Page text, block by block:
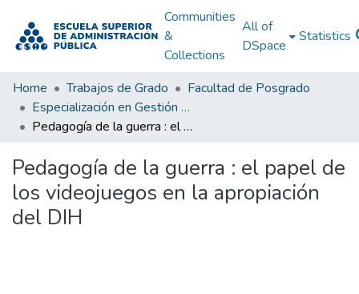
Communities
&
Collections
All of
DSpace
Statistics
Home Trabajos de Grado
Facultad de Posgrado
Especialización en Gestión Pública
Pedagogía de la guerra : el papel de los videojuegos en la apropiación del DIH
Pedagogía de la guerra : el papel de
los videojuegos en la apropiación
del DIH